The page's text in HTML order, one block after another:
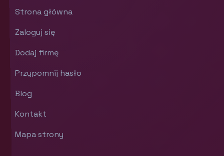
Strona główna
Zaloguj się
Dodaj firmę
Przypomnij hasło
Blog
Kontakt
Mapa strony